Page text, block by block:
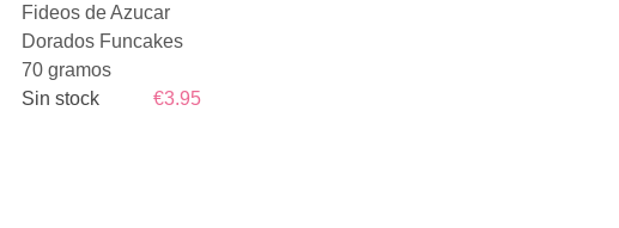
Fideos de Azucar
Dorados Funcakes
70 gramos
€3.95
Sin stock